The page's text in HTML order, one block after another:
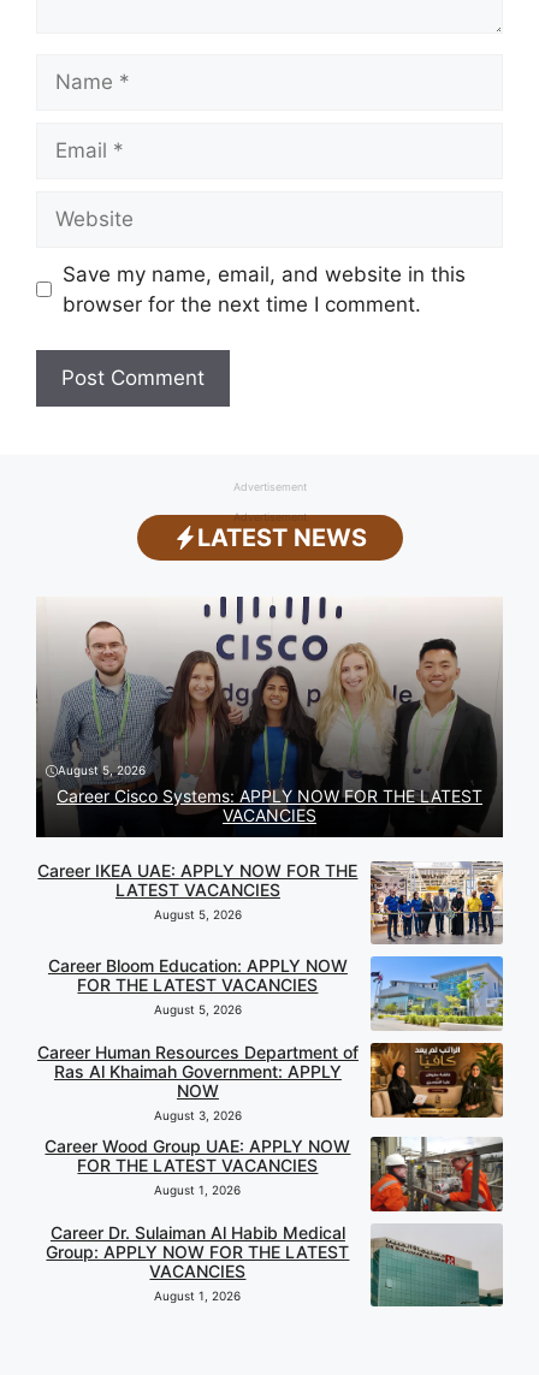
Save my name, email, and website in this
browser for the next time I comment.
Advertisement
Advertisement
LATEST NEWS
August 5, 2026
Career Cisco Systems: APPLY NOW FOR THE LATEST
VACANCIES
Career IKEA UAE: APPLY NOW FOR THE
LATEST VACANCIES
August 5, 2026
Career Bloom Education: APPLY NOW
FOR THE LATEST VACANCIES
August 5, 2026
Career Human Resources Department of
Ras Al Khaimah Government: APPLY
NOW
August 3, 2026
Career Wood Group UAE: APPLY NOW
FOR THE LATEST VACANCIES
August 1, 2026
Career Dr. Sulaiman Al Habib Medical
Group: APPLY NOW FOR THE LATEST
VACANCIES
August 1, 2026